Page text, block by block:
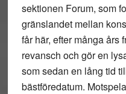
sektionen Forum, som
gränslandet mellan
får här, efter många års
revansch och gör en
som sedan en lång tid
bästföredatum.